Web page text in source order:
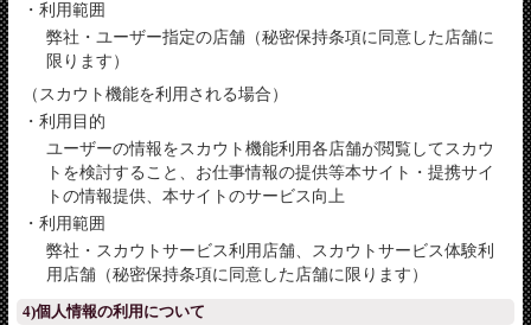
・利用範囲
弊社・ユーザー指定の店舗（秘密保持条項に同意した店舗に
限ります）
（スカウト機能を利用される場合）
・利用目的
ユーザーの情報をスカウト機能利用各店舗が閲覧してスカウ
トを検討すること、お仕事情報の提供等本サイト・提携サイ
トの情報提供、本サイトのサービス向上
・利用範囲
弊社・スカウトサービス利用店舗、スカウトサービス体験利
用店舗（秘密保持条項に同意した店舗に限ります）
4)個人情報の利用について